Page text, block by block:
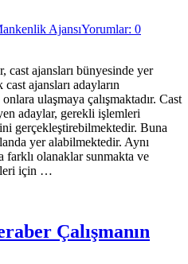
AjansıYorumlar: 0
cast ajansları bünyesinde yer
ajansları adayların
ulaşmaya çalışmaktadır. Cast
adaylar, gerekli işlemleri
gerçekleştirebilmektedir. Buna
yer alabilmektedir. Aynı
farklı olanaklar sunmakta ve
için …
Çalışmanın